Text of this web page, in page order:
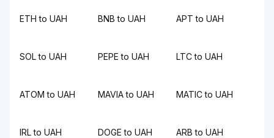
ETH to UAH BNB to UAH APT to UAH
SOL to UAH PEPE to UAH LTC to UAH
ATOM to UAH MAVIA to UAH MATIC to UAH
IRL to UAH DOGE to UAH ARB to UAH